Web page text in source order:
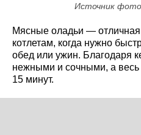
Источник
Мясные оладьи —
котлетам, когда нужно
обед или ужин. Благодаря
нежными и сочными, а весь
15 минут.